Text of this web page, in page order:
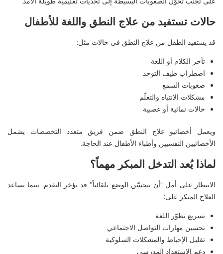
حالات تستفيد من علاج النطق واللغة للأطفال
قد يستفيد الطفل من علاج النطق في حالات مثل:
تأخر الكلام أو اللغة
اضطراب طيف التوحد
صعوبات السمع
مشكلات الانتباه والتعلّم
حالات نمائية أو عصبية
ويعمل أخصائيو علاج النطق ضمن فريق متعدد التخصصات يشمل
الأخصائيين النفسيين وأطباء الأطفال عند الحاجة.
لماذا يُعد التدخل المبكر مهماً؟
الانتظار على أمل “أن يتحسّن الوضع تلقائياً” قد يؤخر التقدم. بينما يساعد
العلاج المبكر على:
تسريع تطوّر اللغة
تحسين مهارات التواصل الاجتماعي
تقليل الإحباط والمشكلات السلوكية
دعم الاستعداد المدرسي